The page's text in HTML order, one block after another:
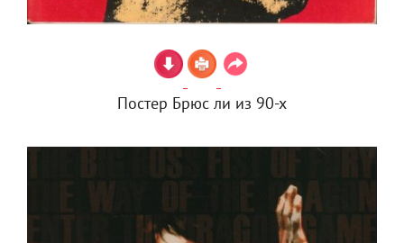
Постер Брюс ли из 90-х